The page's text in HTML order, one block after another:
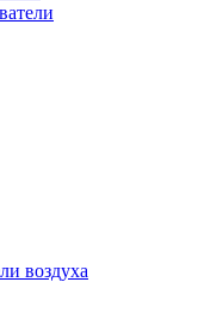
воздуха